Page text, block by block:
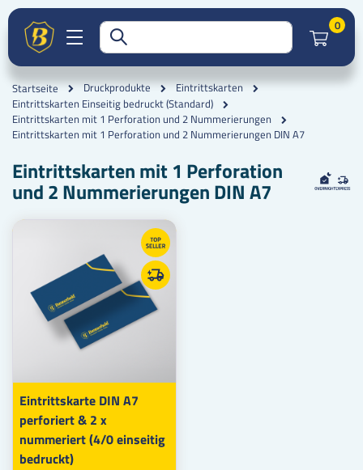
0
Startseite Druckprodukte
Eintrittskarten
Eintrittskarten Einseitig bedruckt (Standard)
Eintrittskarten mit 1 Perforation und 2 Nummerierungen
Eintrittskarten mit 1 Perforation und 2 Nummerierungen DIN A7
Eintrittskarten mit 1 Perforation
und 2 Nummerierungen DIN A7
Eintrittskarte DIN A7
perforiert & 2 x
nummeriert (4/0 einseitig
bedruckt)